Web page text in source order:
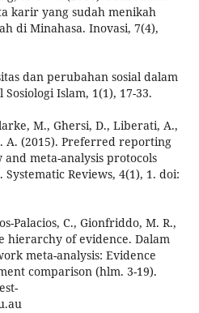
karir yang sudah menikah
di Minahasa. Inovasi, 7(4),
dan perubahan sosial dalam
Islam, 1(1), 17-33.
M., Ghersi, D., Liberati, A.,
A. (2015). Preferred reporting
meta-analysis protocols
Systematic Reviews, 4(1), 1. doi:
Palacios, C., Gionfriddo, M. R.,
hierarchy of evidence. Dalam
meta-analysis: Evidence
comparison (hlm. 3-19).